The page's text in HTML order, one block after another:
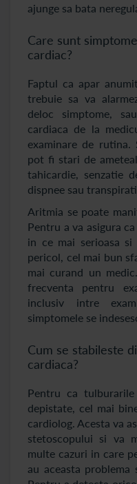
ajunge sa bata
Care sunt
cardiac?
Faptul ca apar
trebuie sa va
deloc simptome,
cardiaca de la
examinare de rutina.
pot fi stari de
tahicardie, senzatie
dispnee sau
Aritmia se poate
Pentru a va asigura
in ce mai serioasa
pericol, cel mai bun
mai curand un
frecventa pentru
inclusiv intre
simptomele se
Cum se stabileste
cardiaca?
Pentru ca
depistate, cel mai
cardiolog. Acesta va
stetoscopului si va
multe cazuri in care
au aceasta